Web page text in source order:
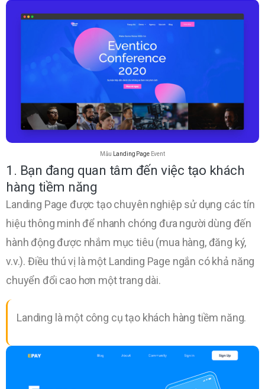
Mẫu Landing PageEvent
1. Bạn đang quan tâm đến việc tạo khách
hàng tiềm năng
Landing Page được tạo chuyên nghiệp sử dụng các tín
hiệu thông minh để nhanh chóng đưa người dùng đến
hành động được nhắm mục tiêu (mua hàng, đăng ký,
v.v.). Điều thú vị là một Landing Page ngắn có khả năng
chuyển đổi cao hơn một trang dài.
Landing là một công cụ tạo khách hàng tiềm năng.